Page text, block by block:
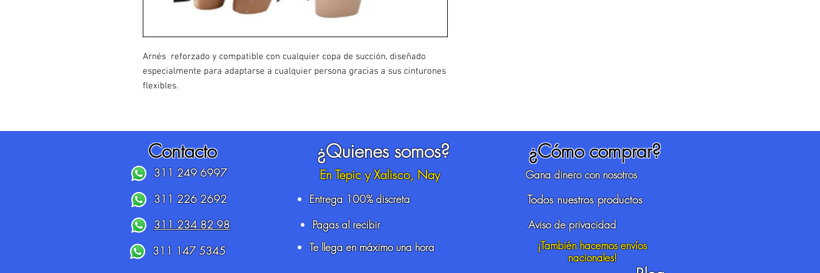
Arnés reforzado y compatible con cualquier copa de succión, diseñado
especialmente para adaptarse a cualquier persona gracias a sus cinturones
flexibles.
¿Cómo comprar?
¿Quienes somos?
Contacto
En Tepic y Xalisco, Nay
Te llega en máximo una hora
Pagas al recibir
Entrega 100% discreta
¡También hacemos envíos
nacionales!
Gana dinero con nosotros
Todos nuestros productos
Aviso de privacidad
311 226 2692
311 249 6997
311 147 5345
311 234 82 98